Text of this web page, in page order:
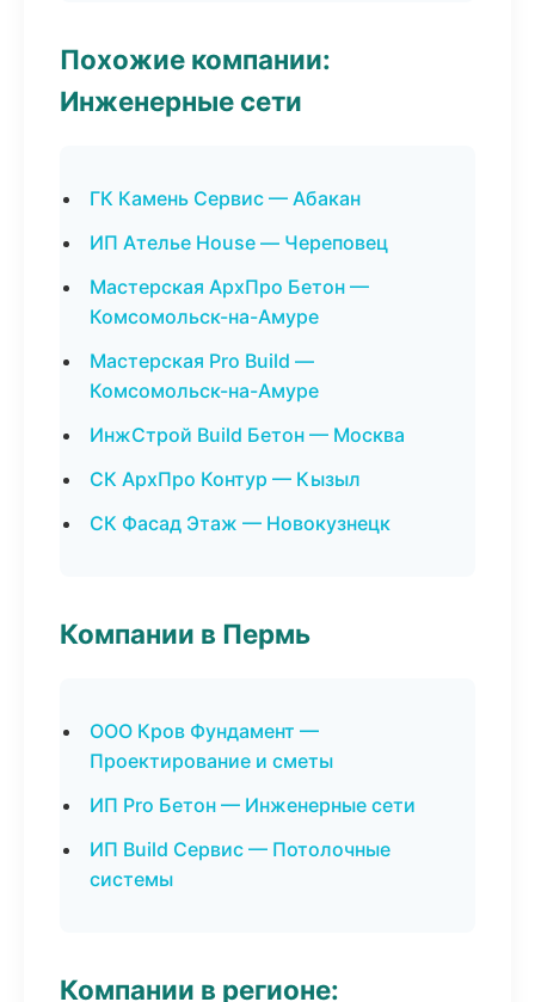
Похожие компании:
Инженерные сети
ГК Камень Сервис — Абакан
ИП Ателье House — Череповец
Мастерская АрхПро Бетон —
Комсомольск-на-Амуре
Мастерская Pro Build —
Комсомольск-на-Амуре
ИнжСтрой Build Бетон — Москва
СК АрхПро Контур — Кызыл
СК Фасад Этаж — Новокузнецк
Компании в Пермь
ООО Кров Фундамент —
Проектирование и сметы
ИП Pro Бетон — Инженерные сети
ИП Build Сервис — Потолочные
системы
Компании в регионе: